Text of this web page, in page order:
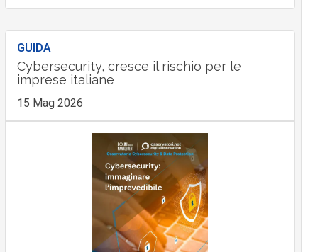
GUIDA
Cybersecurity, cresce il rischio per le
imprese italiane
15 Mag 2026